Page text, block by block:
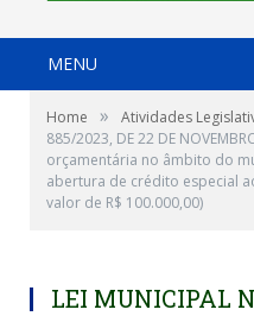
MENU
Home » Atividades
885/2023, DE 22 DE
orçamentária no âmbito do
abertura de crédito especial
valor de R$ 100.000,00)
LEI MUNICIPAL